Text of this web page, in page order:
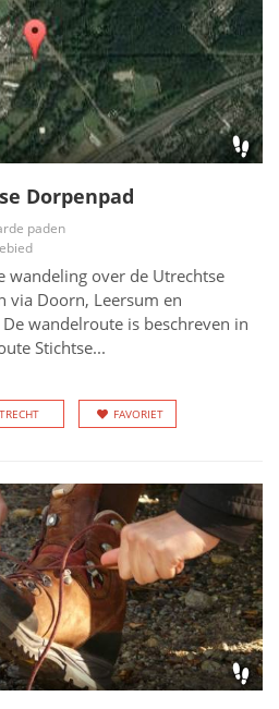
Dorpenpad
paden
wandeling over de Utrechtse
via Doorn, Leersum en
wandelroute is beschreven in
Stichtse...
FAVORIET